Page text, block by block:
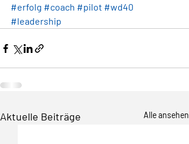
#erfolg #coach #pilot #wd40
#leadership
Aktuelle Beiträge Alle ansehen